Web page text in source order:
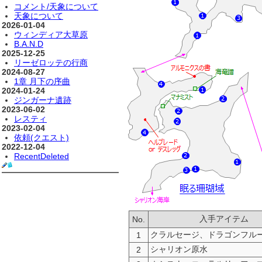
No.
入手アイテム
1
クラルセージ、ドラゴンフル
2
シャリオン原水
コメント/天象について
天象について
2026-01-04
ウィンディア大草原
B.A.N.D
2025-12-25
リーゼロッテの行商
2024-08-27
1章 月下の序曲
2024-01-24
ジンガーナ遺跡
2023-06-02
レスティ
2023-02-04
依頼(クエスト)
2022-12-04
RecentDeleted